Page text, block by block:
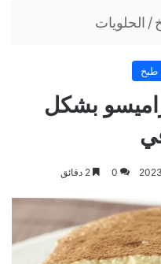
/ الحلويات
طبخ
بشكل
0